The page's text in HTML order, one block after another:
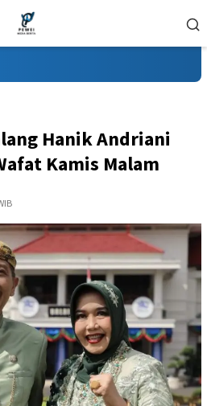
Hanik Andriani
Kamis Malam